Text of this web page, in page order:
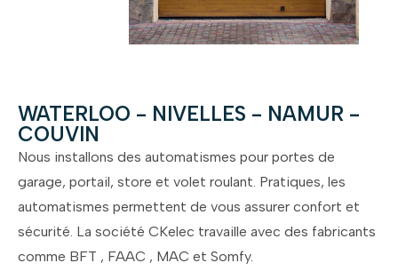
WATERLOO - NIVELLES - NAMUR -
COUVIN
Nous installons des automatismes pour portes de
garage, portail, store et volet roulant. Pratiques, les
automatismes permettent de vous assurer confort et
sécurité. La société CKelec travaille avec des fabricants
comme BFT , FAAC , MAC et Somfy.